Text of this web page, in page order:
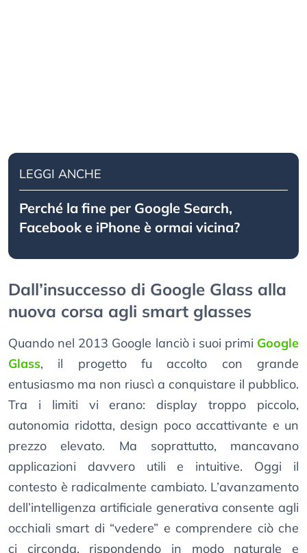
LEGGI ANCHE
Perché la fine per Google Search,
Facebook e iPhone è ormai vicina?
Dall’insuccesso di Google Glass alla
nuova corsa agli smart glasses
Quando nel 2013 Google lanciò i suoi primi Google
Glass, il progetto fu accolto con grande
entusiasmo ma non riuscì a conquistare il pubblico.
Tra i limiti vi erano: display troppo piccolo,
autonomia ridotta, design poco accattivante e un
prezzo elevato. Ma soprattutto, mancavano
applicazioni davvero utili e intuitive. Oggi il
contesto è radicalmente cambiato. L’avanzamento
dell’intelligenza artificiale generativa consente agli
occhiali smart di “vedere” e comprendere ciò che
ci circonda, rispondendo in modo naturale e